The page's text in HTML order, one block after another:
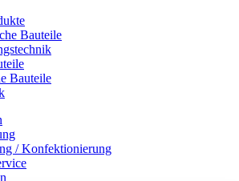
Bauteile
Bauteile
/ Konfektionierung